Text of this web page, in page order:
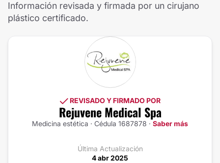
Información revisada y firmada por un cirujano
plástico certificado.
REVISADO Y FIRMADO POR
Rejuvene Medical Spa
Medicina estética · Cédula 1687878 · Saber más
Última Actualización
4 abr 2025